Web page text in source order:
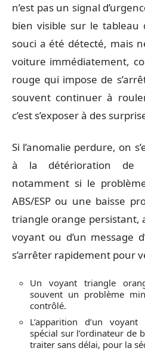
n’est pas un signal
bien visible sur le tableau
souci a été détecté, mais
voiture immédiatement,
rouge qui impose de
souvent continuer à
c’est s’exposer à des
Si l’anomalie perdure, on
à la détérioration de
notamment si le
ABS/ESP ou une baisse
triangle orange persistant,
voyant ou d’un message
s’arrêter rapidement pour
Un voyant triangle
souvent un problème
contrôlé.
L’apparition d’un
spécial sur l’ordinateur de
traiter sans délai, pour la